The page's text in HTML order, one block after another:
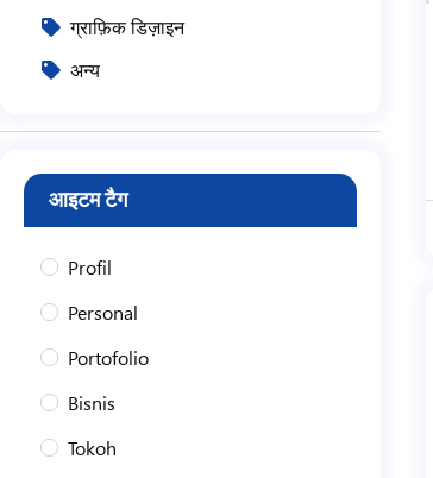
ग्राफ़िक डिज़ाइन
अन्य
आइटम टैग
Profil
Personal
Portofolio
Bisnis
Tokoh